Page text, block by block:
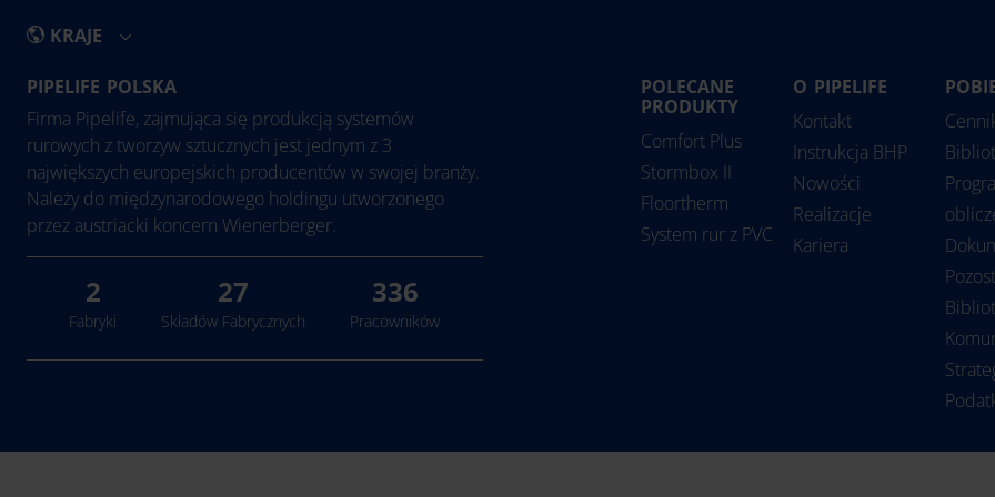
KRAJE
International
Austria
Belgia
Bośnia i Hercegowina
Chorwacja
Czechy
Dania
PIPELIFE POLSKA
Firma Pipelife, zajmująca się produkcją systemów
rurowych z tworzyw sztucznych jest jednym z 3
największych europejskich producentów w swojej branży.
Należy do międzynarodowego holdingu utworzonego
przez austriacki koncern Wienerberger.
2
Fabryki
27
Składów Fabrycznych
336
Pracowników
POLECANE
PRODUKTY
Comfort Plus
Stormbox II
Floortherm
System rur z PVC
O PIPELIFE
Kontakt
Instrukcja BHP
Nowości
Realizacje
Kariera